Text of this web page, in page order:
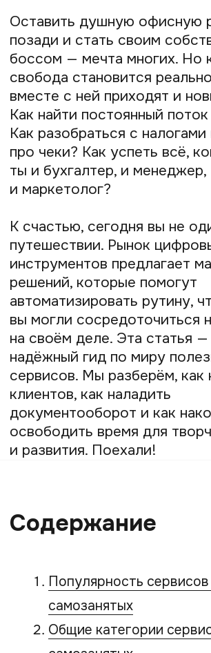
сервисов. Мы разберём, как найти новых
клиентов, как наладить
документооборот и как наконец-то
освободить время для творчества
и развития. Поехали!
Содержание
Популярность сервисов для
самозанятых
самозанятых
Узкоспециализированные сервисы
Обзор популярных сервисов для
самозанятых
Полезные инструменты для
самозанятых
Ответы на часто задаваемые
вопросы
Популярность сервисов
для самозанятых
Режим НПД с каждым годом набирает
обороты. Простота регистрации
количество зарегистрированных
самозанятых в России превысило 12 млн
и новые задачи: нужно вовремя
формировать чеки, следить за налогами,
хранить документы и принимать оплату
вручную, легко запутаться и потерять